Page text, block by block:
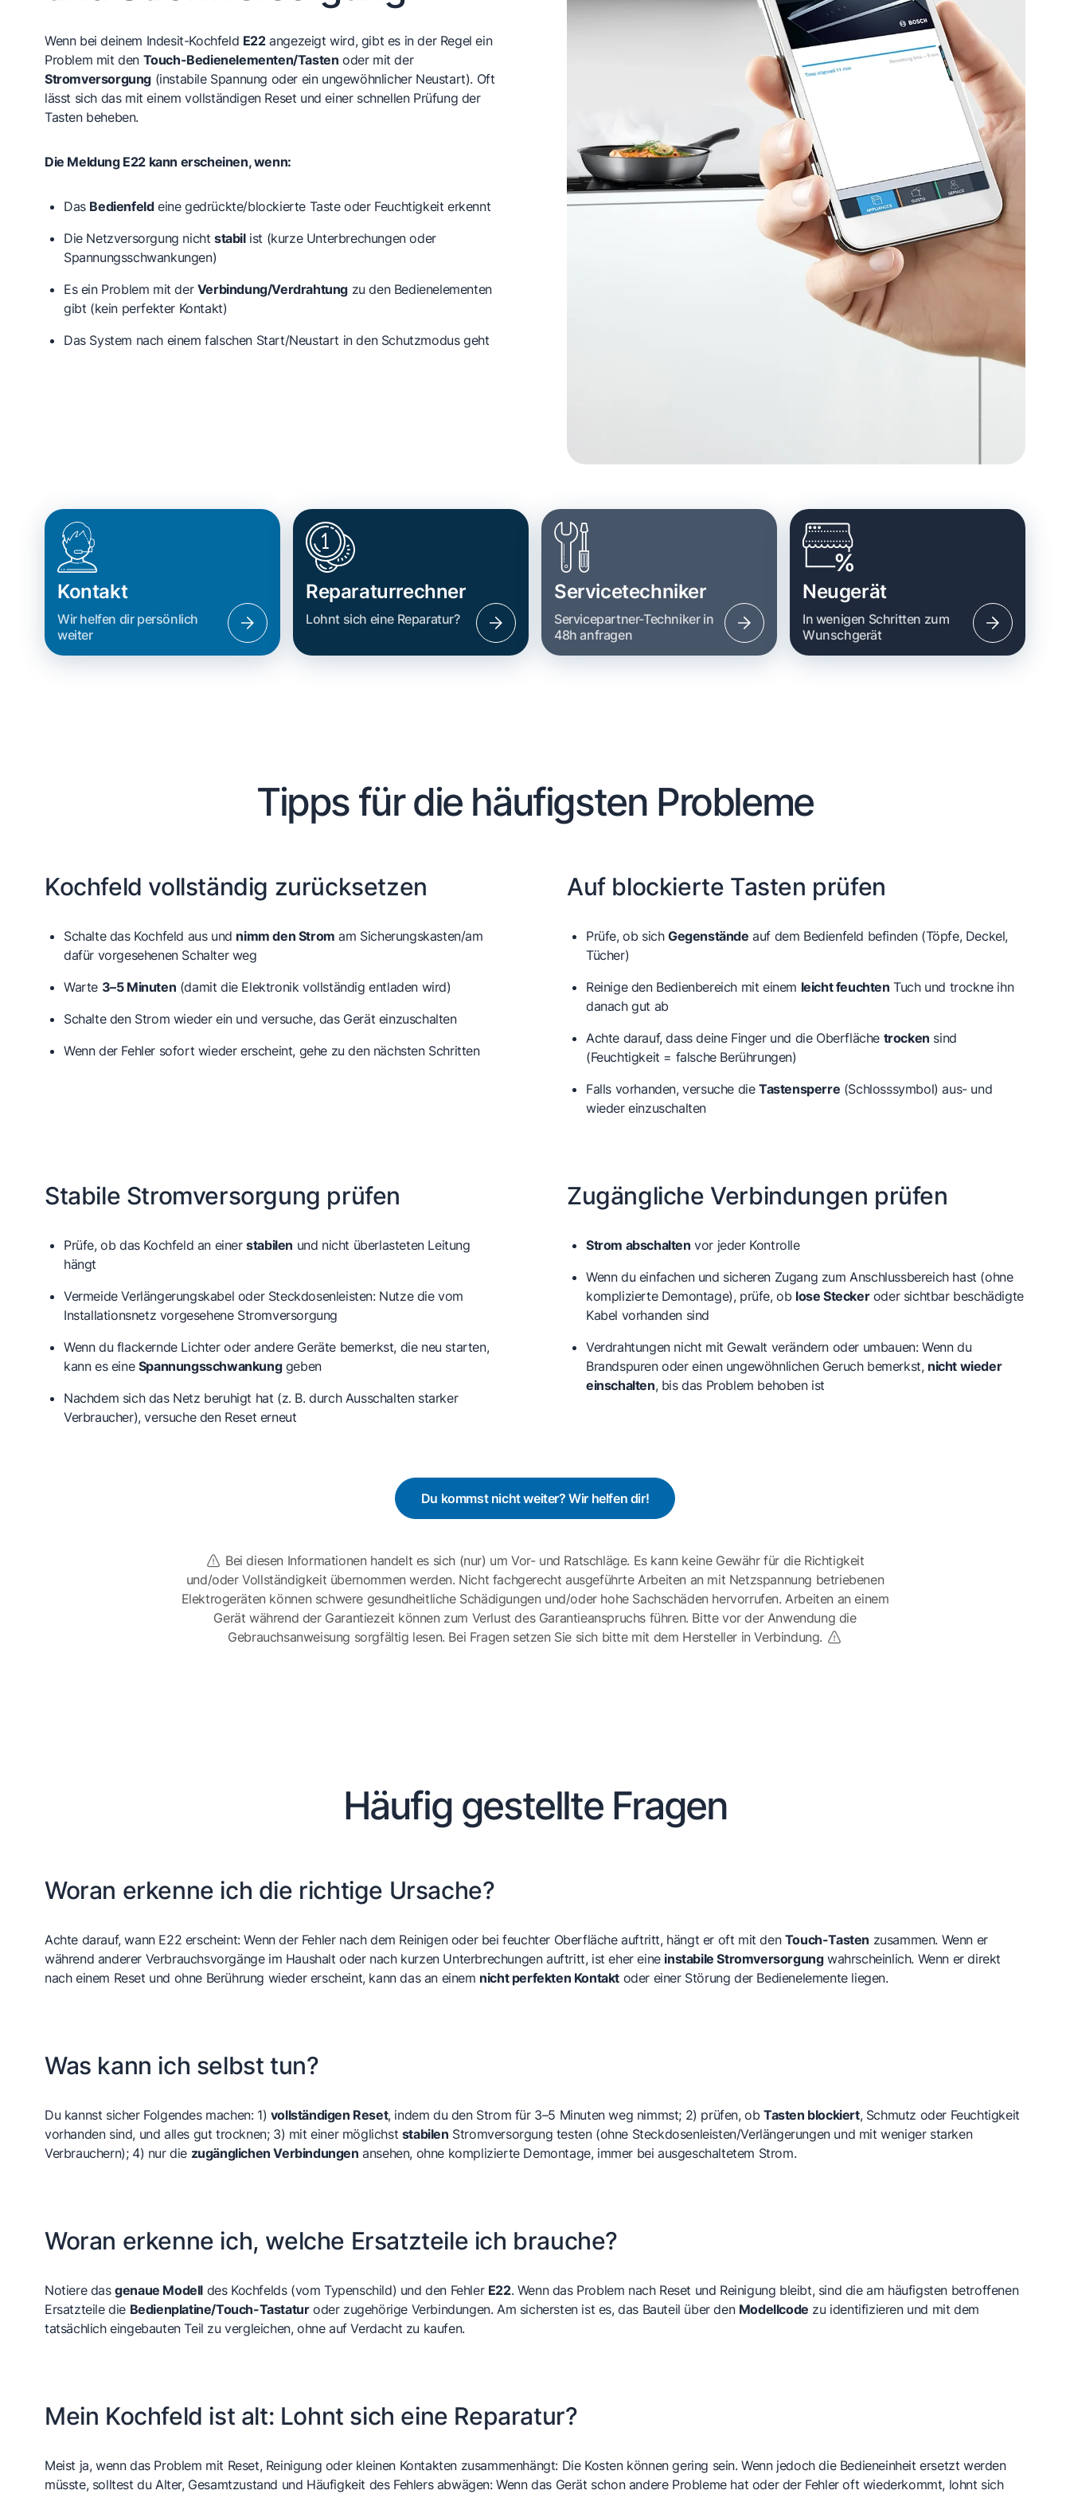
Wenn bei deinem Indesit-Kochfeld E22angezeigt wird, gibt es in der Regel ein
Problem mit den Touch-Bedienelementen/Tasten oder mit der
Stromversorgung (instabile Spannung oder ein ungewöhnlicher Neustart). Oft
lässt sich das mit einem vollständigen Reset und einer schnellen Prüfung der
Tasten beheben.
Die Meldung E22 kann erscheinen, wenn:
Das Bedienfeldeinegedrückte/blockierte Taste oder Feuchtigkeit erkennt
Die Netzversorgung nicht stabilist (kurze Unterbrechungen oder
Spannungsschwankungen)
Es ein Problem mit der Verbindung/Verdrahtung zu den Bedienelementen
gibt (kein perfekter Kontakt)
Das System nach einem falschen Start/Neustart in den Schutzmodus geht
Kontakt
Wir helfen dir persönlich
weiter
Reparaturrechner
Lohnt sich eine Reparatur?
Servicetechniker
Servicepartner-Techniker in
48h anfragen
Neugerät
In wenigen Schritten zum
Wunschgerät
Tipps für die häufigsten Probleme
Kochfeld vollständig zurücksetzen
Schalte das Kochfeld aus und nimm den Strom am Sicherungskasten/am
dafür vorgesehenen Schalter weg
Warte 3–5 Minuten (damit die Elektronik vollständig entladen wird)
Schalte den Strom wieder ein und versuche, das Gerät einzuschalten
Wenn der Fehler sofort wieder erscheint, gehe zu den nächsten Schritten
Auf blockierte Tasten prüfen
Prüfe, ob sich Gegenstände auf dem Bedienfeld befinden (Töpfe, Deckel,
Tücher)
Reinige den Bedienbereich mit einem leicht feuchten Tuch und trockne ihn
danach gut ab
Achte darauf, dass deine Finger und die Oberfläche trocken sind
(Feuchtigkeit = falsche Berührungen)
Falls vorhanden, versuche die Tastensperre (Schlosssymbol) aus- und
wieder einzuschalten
Stabile Stromversorgung prüfen
Prüfe, ob das Kochfeld an einerstabilen und nicht überlasteten Leitung
hängt
Vermeide Verlängerungskabel oder Steckdosenleisten: Nutze die vom
Installationsnetz vorgesehene Stromversorgung
Wenn du flackernde Lichter oder andere Geräte bemerkst, die neu starten,
kann es eine Spannungsschwankunggeben
Nachdem sich das Netz beruhigt hat (z. B. durch Ausschalten starker
Verbraucher), versuche den Reset erneut
Zugängliche Verbindungen prüfen
Strom abschalten vor jeder Kontrolle
Wenn du einfachen und sicheren Zugang zum Anschlussbereich hast (ohne
komplizierte Demontage), prüfe, ob lose Steckeroder sichtbar beschädigte
Kabel vorhanden sind
Verdrahtungen nicht mit Gewalt verändern oder umbauen: Wenn du
Brandspuren oder einen ungewöhnlichen Geruch bemerkst, nicht wieder
einschalten, bis das Problem behoben ist
Du kommst nicht weiter? Wir helfen dir!
Bei diesen Informationen handelt es sich (nur) um Vor- und Ratschläge. Es kann keine Gewähr für die Richtigkeit
und/oder Vollständigkeit übernommen werden. Nicht fachgerecht ausgeführte Arbeiten an mit Netzspannung betriebenen
Elektrogeräten können schwere gesundheitliche Schädigungen und/oder hohe Sachschäden hervorrufen. Arbeiten an einem
Gerät während der Garantiezeit können zum Verlust des Garantieanspruchs führen. Bitte vor der Anwendung die
Gebrauchsanweisung sorgfältig lesen. Bei Fragen setzen Sie sich bitte mit dem Hersteller in Verbindung.
Häufig gestellte Fragen
Woran erkenne ich die richtige Ursache?
Achte darauf, wann E22 erscheint: Wenn der Fehler nach dem Reinigen oder bei feuchter Oberfläche auftritt, hängt er oft mit den Touch-Tasten zusammen. Wenn er
während anderer Verbrauchsvorgänge im Haushalt oder nach kurzen Unterbrechungen auftritt, ist eher eine instabile Stromversorgungwahrscheinlich. Wenn er direkt
nach einem Reset und ohne Berührung wieder erscheint, kann das an einem nicht perfekten Kontakt oder einer Störung der Bedienelemente liegen.
Was kann ich selbst tun?
Du kannst sicher Folgendes machen: 1) vollständigen Reset, indem du den Strom für 3–5 Minuten weg nimmst; 2) prüfen, obTasten blockiert, Schmutz oder Feuchtigkeit
vorhanden sind, und alles gut trocknen; 3) mit einer möglichst stabilen Stromversorgung testen (ohne Steckdosenleisten/Verlängerungen und mit weniger starken
Verbrauchern); 4) nur die zugänglichen Verbindungen ansehen, ohne komplizierte Demontage, immer bei ausgeschaltetem Strom.
Woran erkenne ich, welche Ersatzteile ich brauche?
Notiere dasgenaue Modell des Kochfelds (vom Typenschild) und den Fehler E22. Wenn das Problem nach Reset und Reinigung bleibt, sind die am häufigsten betroffenen
Ersatzteile die Bedienplatine/Touch-Tastaturoder zugehörige Verbindungen. Am sichersten ist es, das Bauteil über den Modellcode zu identifizieren und mit dem
tatsächlich eingebauten Teil zu vergleichen, ohne auf Verdacht zu kaufen.
Mein Kochfeld ist alt: Lohnt sich eine Reparatur?
Meist ja, wenn das Problem mit Reset, Reinigung oder kleinen Kontakten zusammenhängt: Die Kosten können gering sein. Wenn jedoch die Bedieneinheit ersetzt werden
müsste, solltest du Alter, Gesamtzustand und Häufigkeit des Fehlers abwägen: Wenn das Gerät schon andere Probleme hat oder der Fehler oft wiederkommt, lohnt sich